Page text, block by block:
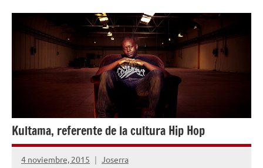
OPINIÓN
Kultama, referente de la cultura Hip Hop
4 noviembre, 2015 Joserra